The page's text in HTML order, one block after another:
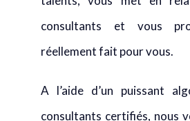
consultants et vous
réellement fait pour vous.
A l’aide d’un puissant
consultants certifiés, nous